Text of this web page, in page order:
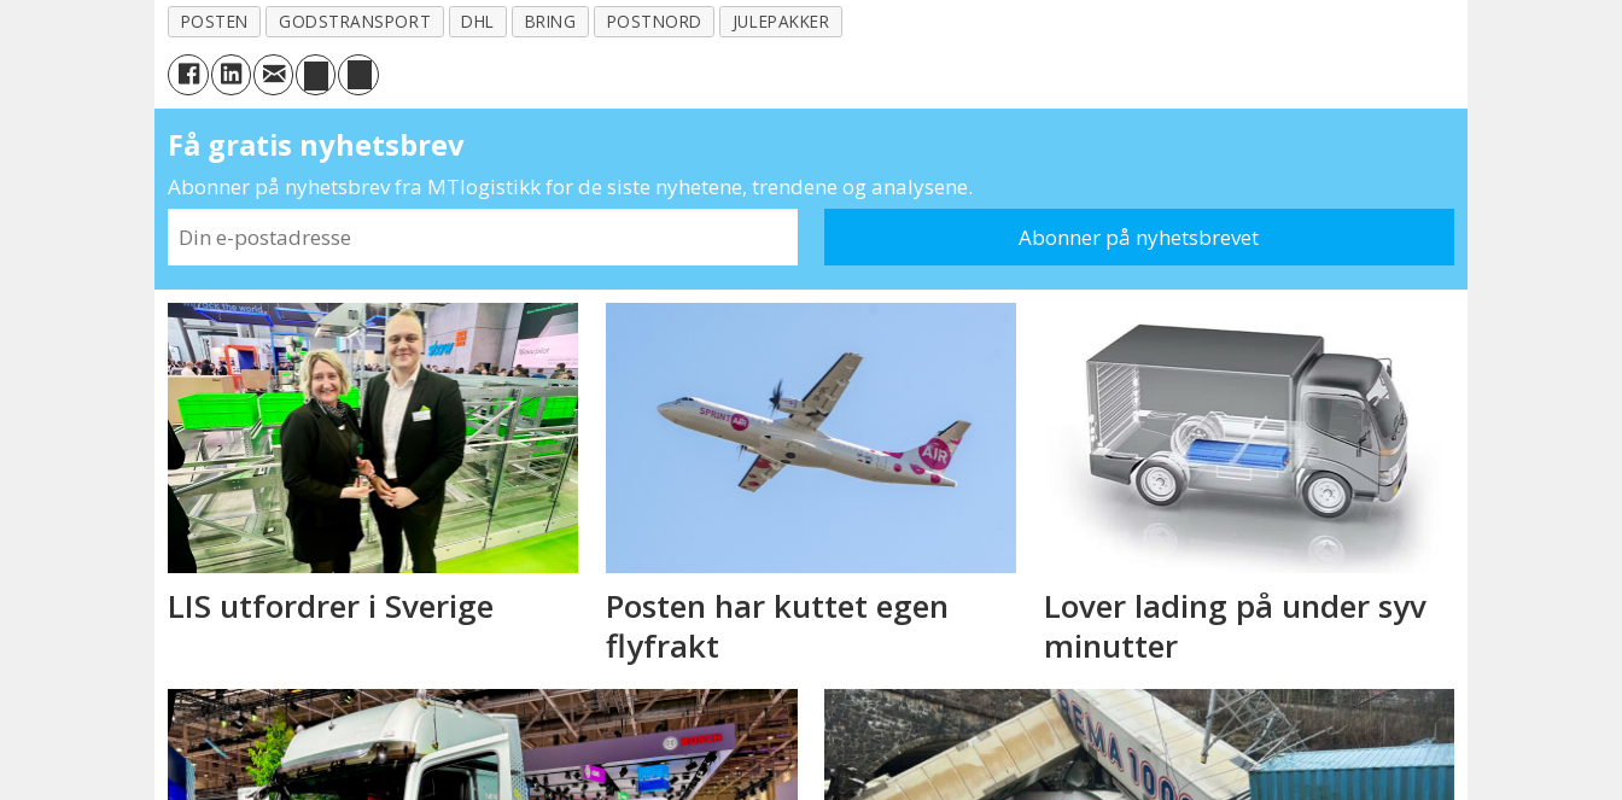
POSTEN GODSTRANSPORT DHL BRING POSTNORD JULEPAKKER
Få gratis nyhetsbrev
Abonner på nyhetsbrev fra MTlogistikk for de siste nyhetene, trendene og analysene.
LIS utfordrer i Sverige
Posten har kuttet egen
flyfrakt
Lover lading på under syv
minutter